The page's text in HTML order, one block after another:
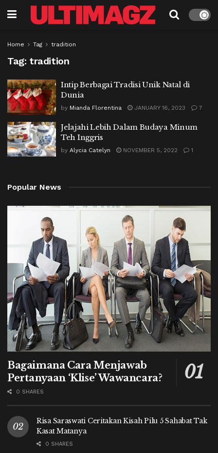
Home Tag tradition
Tag: tradition
Intip Berbagai Tradisi Unik Natal di
Dunia
by Mianda Florentina JANUARY 16, 2023 7
Jelajahi Lebih Dalam Budaya Minum
Teh Inggris
by Alycia Catelyn NOVEMBER 5, 2022 1
Popular News
Bagaimana Cara Menjawab
Pertanyaan ‘Klise’ Wawancara?
0 SHARES
Risa Saraswati Ceritakan Kisah Pilu 5 Sahabat Tak
Kasat Matanya
0 SHARES